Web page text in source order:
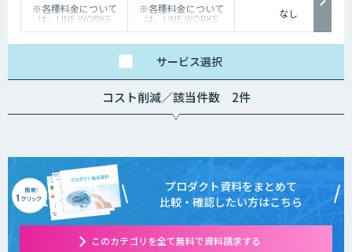
※各種料金について
は、LINE WORKS
Visionの販売店までお
※各種料金について
は、LINE WORKS
Visionの販売店までお
なし
サービス選択
コスト削減／該当件数 2件
プロダクト資料をまとめて
比較・確認したい方はこちら
このカテゴリを全て無料で資料請求する